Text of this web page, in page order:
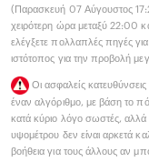
(Παρασκευή 07 Αύγουστος
χειρότερη ώρα μεταξύ 22:00
ελέγξετε πολλαπλές πηγές
ιστότοπος για την προβολή
Οι ασφαλείς
έναν αλγόριθμο, με βάση το
κατά κύριο λόγο σωστές, αλλά
υψομέτρου δεν είναι αρκετά
βοήθεια για τους άλλους αν